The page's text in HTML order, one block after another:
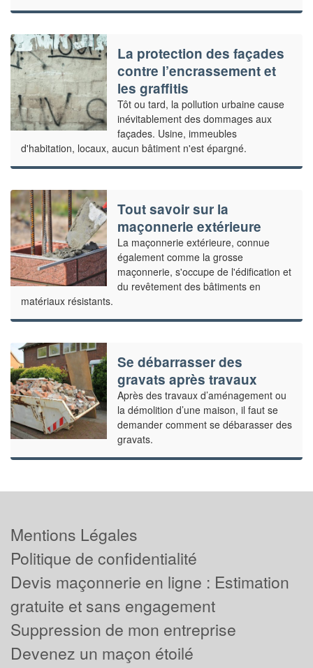
La protection des façades
contre l’encrassement et
les graffitis
Tôt ou tard, la pollution urbaine cause
inévitablement des dommages aux
façades. Usine, immeubles
d'habitation, locaux, aucun bâtiment n'est épargné.
Tout savoir sur la
maçonnerie extérieure
La maçonnerie extérieure, connue
également comme la grosse
maçonnerie, s'occupe de l'édification et
du revêtement des bâtiments en
matériaux résistants.
Se débarrasser des
gravats après travaux
Après des travaux d’aménagement ou
la démolition d’une maison, il faut se
demander comment se débarasser des
gravats.
Mentions Légales
Politique de confidentialité
Devis maçonnerie en ligne : Estimation
gratuite et sans engagement
Suppression de mon entreprise
Devenez un maçon étoilé